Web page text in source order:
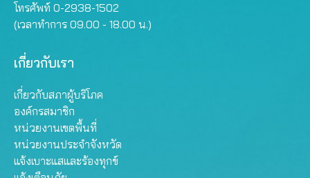
โทรศัพท์ 0-2938-1502
(เวลาทำการ 09.00 - 18.00 น.)
เกี่ยวกับเรา
เกี่ยวกับสภาผู้บริโภค
องค์กรสมาชิก
หน่วยงานเขตพื้นที่
หน่วยงานประจำจังหวัด
แจ้งเบาะแสและร้องทุกข์